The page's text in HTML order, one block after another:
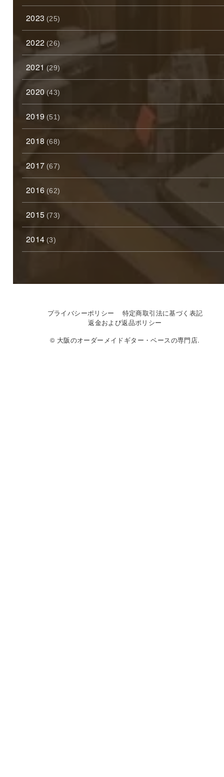
2023 (25)
2022 (26)
2021 (29)
2020 (43)
2019 (51)
2018 (68)
2017 (67)
2016 (62)
2015 (73)
2014 (3)
プライバシーポリシー
特定商取引法に基づく表記
返金および返品ポリシー
© 大阪のオーダーメイドギター・ベースの専門店.